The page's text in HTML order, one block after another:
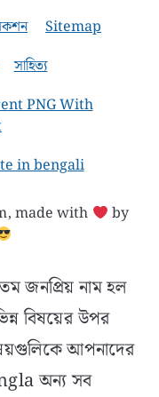
Sitemap
সাহিত্য
PNG With
in bengali
made with
by
জনপ্রিয় নাম হল
বিষয়ের উপর
আপনাদের
অন্য সব